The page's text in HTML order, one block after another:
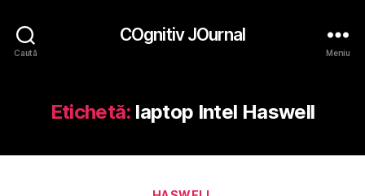
Caută
COgnitiv JOurnal
Meniu
Etichetă: laptop Intel Haswell
Categorii